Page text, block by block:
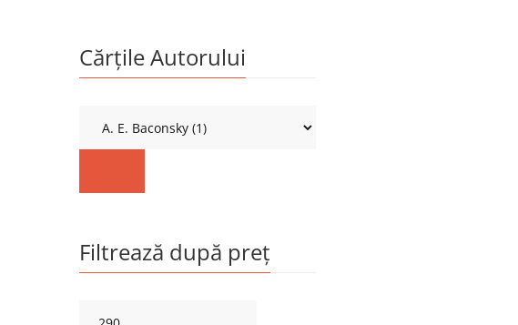
Cărțile Autorului
Filtrează după preț